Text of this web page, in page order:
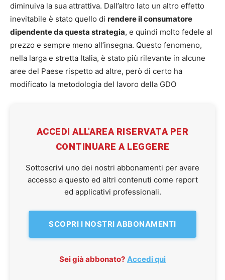
diminuiva la sua attrattiva. Dall’altro lato un altro effetto
inevitabile è stato quello di rendere il consumatore
dipendente da questa strategia, e quindi molto fedele al
prezzo e sempre meno all’insegna. Questo fenomeno,
nella larga e stretta Italia, è stato più rilevante in alcune
aree del Paese rispetto ad altre, però di certo ha
modificato la metodologia del lavoro della GDO
ACCEDI ALL'AREA RISERVATA PER
CONTINUARE A LEGGERE
Sottoscrivi uno dei nostri abbonamenti per avere
accesso a questo ed altri contenuti come report
ed applicativi professionali.
SCOPRI I NOSTRI ABBONAMENTI
Sei già abbonato? Accedi qui